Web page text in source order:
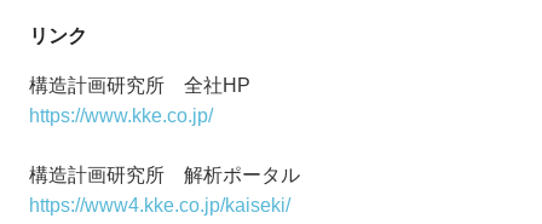
リンク
構造計画研究所 全社HP
https://www.kke.co.jp/
構造計画研究所 解析ポータル
https://www4.kke.co.jp/kaiseki/